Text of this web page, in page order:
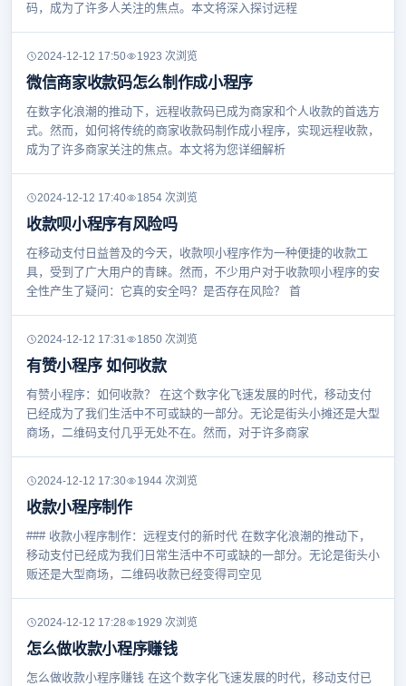
码，成为了许多人关注的焦点。本文将深入探讨远程
2024-12-12 17:50 1923 次浏览
微信商家收款码怎么制作成小程序
在数字化浪潮的推动下，远程收款码已成为商家和个人收款的首选方
式。然而，如何将传统的商家收款码制作成小程序，实现远程收款，
成为了许多商家关注的焦点。本文将为您详细解析
2024-12-12 17:40 1854 次浏览
收款呗小程序有风险吗
在移动支付日益普及的今天，收款呗小程序作为一种便捷的收款工
具，受到了广大用户的青睐。然而，不少用户对于收款呗小程序的安
全性产生了疑问：它真的安全吗？是否存在风险？ 首
2024-12-12 17:31 1850 次浏览
有赞小程序 如何收款
有赞小程序：如何收款？ 在这个数字化飞速发展的时代，移动支付
已经成为了我们生活中不可或缺的一部分。无论是街头小摊还是大型
商场，二维码支付几乎无处不在。然而，对于许多商家
2024-12-12 17:30 1944 次浏览
收款小程序制作
### 收款小程序制作：远程支付的新时代 在数字化浪潮的推动下，
移动支付已经成为我们日常生活中不可或缺的一部分。无论是街头小
贩还是大型商场，二维码收款已经变得司空见
2024-12-12 17:28 1929 次浏览
怎么做收款小程序赚钱
怎么做收款小程序赚钱 在这个数字化飞速发展的时代，移动支付已